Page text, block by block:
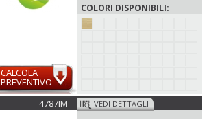
CALCOLA
PREVENTIVO
COLORI DISPONIBILI:
4787IM VEDI DETTAGLI